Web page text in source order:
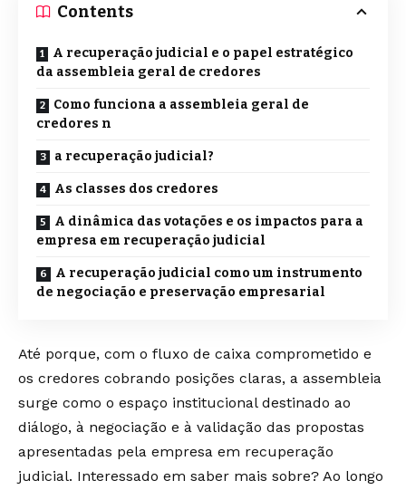
Contents
A recuperação judicial e o papel estratégico
da assembleia geral de credores
Como funciona a assembleia geral de
credores n
a recuperação judicial?
As classes dos credores
A dinâmica das votações e os impactos para a
empresa em recuperação judicial
A recuperação judicial como um instrumento
de negociação e preservação empresarial
Até porque, com o fluxo de caixa comprometido e
os credores cobrando posições claras, a assembleia
surge como o espaço institucional destinado ao
diálogo, à negociação e à validação das propostas
apresentadas pela empresa em recuperação
judicial. Interessado em saber mais sobre? Ao longo